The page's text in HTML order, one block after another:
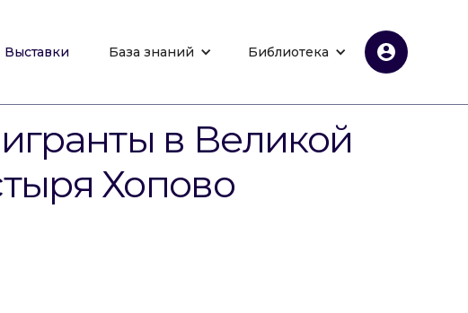
Выставки База знаний Библиотека
в Великой
Хопово